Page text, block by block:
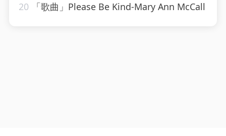
20 「歌曲」Please Be Kind-Mary Ann McCall